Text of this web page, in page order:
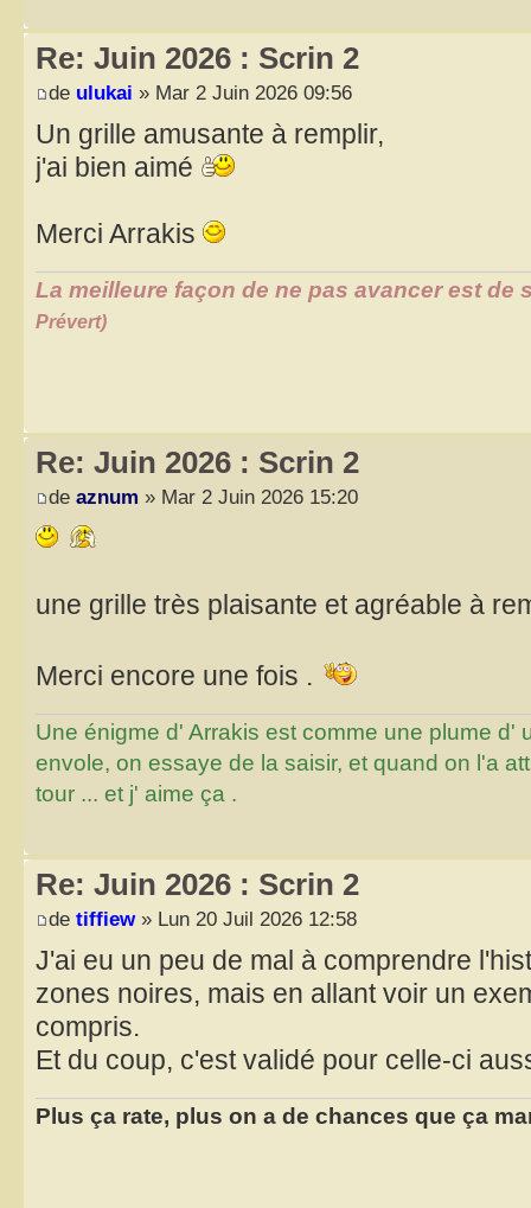
Re: Juin 2026 : Scrin 2
de ulukai » Mar 2 Juin 2026 09:56
Un grille amusante à remplir,
j'ai bien aimé
Merci Arrakis
La meilleure façon de ne pas avancer est de
Prévert)
Re: Juin 2026 : Scrin 2
de aznum » Mar 2 Juin 2026 15:20
une grille très plaisante et agréable à
Merci encore une fois .
Une énigme d' Arrakis est comme une plume d'
envole, on essaye de la saisir, et quand on l'a
tour ... et j' aime ça .
Re: Juin 2026 : Scrin 2
de tiffiew» Lun 20 Juil 2026 12:58
J'ai eu un peu de mal à comprendre
zones noires, mais en allant voir un
compris.
Et du coup, c'est validé pour celle-ci
Plus ça rate, plus on a de chances que ça